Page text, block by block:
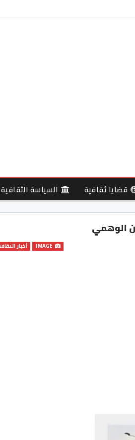
قضايا ثقافية السياسة الثقافية
الوهمي
أخبار